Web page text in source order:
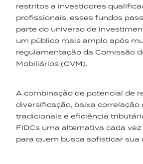
restritos a investidores
profissionais, esses fundos
parte do universo de
um público mais amplo após
regulamentação da Comissão
Mobiliários (CVM).
A combinação de potencial de
diversificação, baixa correlação
tradicionais e eficiência
FIDCs uma alternativa cada
para quem busca sofisticar sua